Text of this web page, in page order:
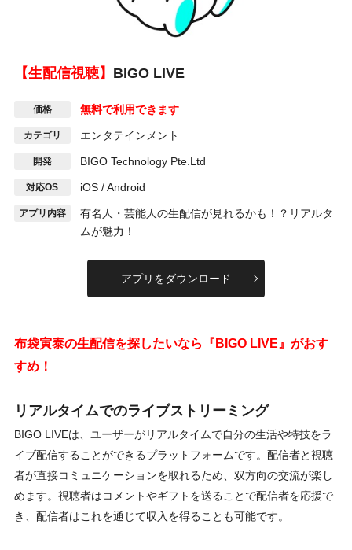
【生配信視聴】 BIGO LIVE
価格 無料で利用できます
カテゴリ エンタテインメント
開発 BIGO Technology Pte.Ltd
対応OS iOS / Android
アプリ内容
有名人・芸能人の生配信が見れるかも！？リアルタ
ムが魅力！
アプリをダウンロード
布袋寅泰の生配信を探したいなら『BIGO LIVE』がおす
すめ！
リアルタイムでのライブストリーミング
BIGO LIVEは、ユーザーがリアルタイムで自分の生活や特技をラ
イブ配信することができるプラットフォームです。配信者と視聴
者が直接コミュニケーションを取れるため、双方向の交流が楽し
めます。視聴者はコメントやギフトを送ることで配信者を応援で
き、配信者はこれを通じて収入を得ることも可能です。